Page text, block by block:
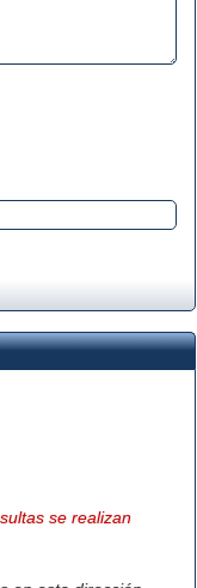
se realizan